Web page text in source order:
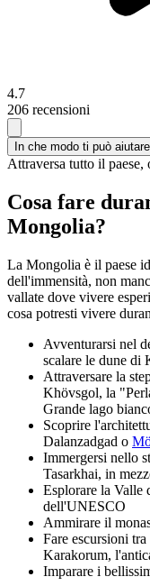
4.7
206 recensioni
In che modo ti può
Attraversa tutto il paese,
Cosa fare
Mongolia?
La Mongolia è il paese
dell'immensità, non
vallate dove vivere
cosa potresti vivere
Avventurarsi nel
scalare le dune di
Attraversare la
Khövsgol, la
Grande lago
Scoprire
Dalanzadgad o
Immergersi nello
Tasarkhai, in
Esplorare la Valle
dell'UNESCO
Ammirare il
Fare escursioni
Karakorum,
Imparare i